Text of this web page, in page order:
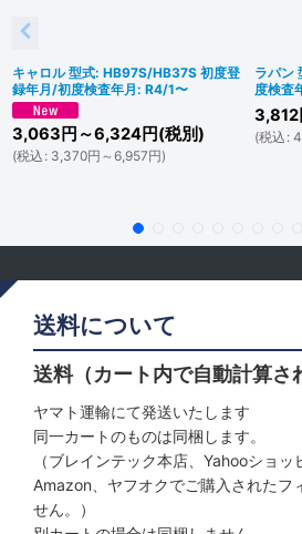
キャロル 型式: HB97S/HB37S 初度登
録年月/初度検査年月: R4/1〜
3,063 円 ～6,324円(税別)
(税込 : 3,370円 ～6,957円)
ラパン
度検査
3,812
(税込 :
送料について
送料（カート内で自動計算さ
ヤマト運輸にて発送いたします
同一カートのものは同梱します。
（ブレインテック本店、Yahooショッ
Amazon、ヤフオクでご購入されたフ
せん。）